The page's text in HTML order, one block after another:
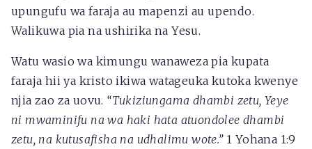
upungufu wa faraja au mapenzi au upendo.
Walikuwa pia na ushirika na Yesu.
Watu wasio wa kimungu wanaweza pia kupata
faraja hii ya kristo ikiwa watageuka kutoka kwenye
njia zao za uovu. “Tukiziungama dhambi zetu, Yeye
ni mwaminifu na wa haki hata atuondolee dhambi
zetu, na kutusafisha na udhalimu wote.”1 Yohana 1:9